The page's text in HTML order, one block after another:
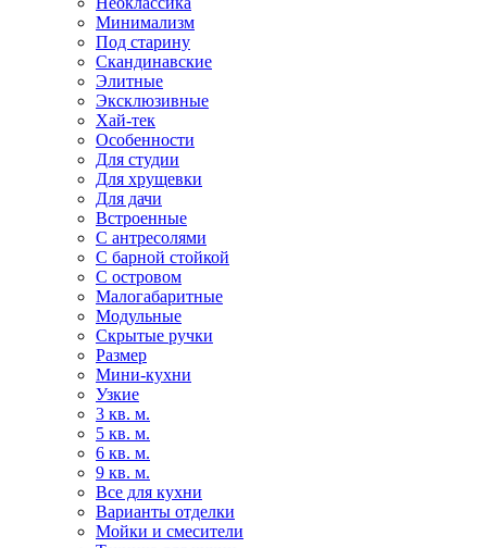
Минимализм
Под старину
Скандинавские
Элитные
Эксклюзивные
Хай-тек
Особенности
Для студии
Для хрущевки
Для дачи
Встроенные
С антресолями
С барной стойкой
С островом
Малогабаритные
Модульные
Скрытые ручки
Размер
Мини-кухни
Узкие
3 кв. м.
5 кв. м.
6 кв. м.
9 кв. м.
Все для кухни
Варианты отделки
Мойки и смесители